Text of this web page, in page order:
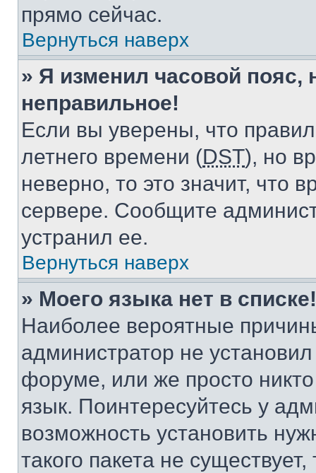
прямо сейчас.
Вернуться наверх
» Я изменил часовой пояс,
неправильное!
Если вы уверены, что
летнего времени (DST), но
неверно, то это значит, что
сервере. Сообщите
устранил ее.
Вернуться наверх
» Моего языка нет в списке!
Наиболее вероятные
администратор не
форуме, или же просто
язык. Поинтересуйтесь у
возможность установить
такого пакета не